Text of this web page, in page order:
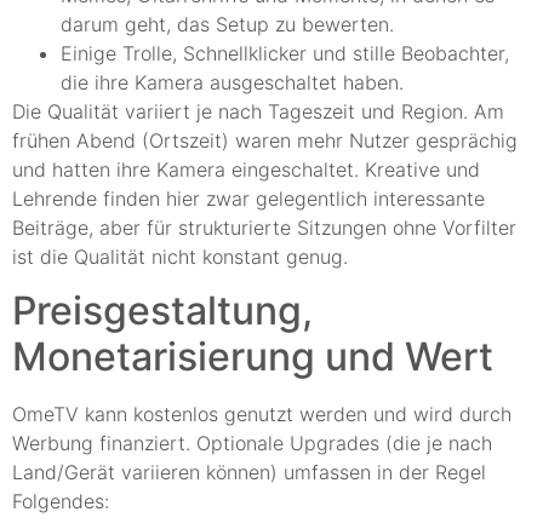
darum geht, das Setup zu bewerten.
Einige Trolle, Schnellklicker und stille Beobachter,
die ihre Kamera ausgeschaltet haben.
Die Qualität variiert je nach Tageszeit und Region. Am
frühen Abend (Ortszeit) waren mehr Nutzer gesprächig
und hatten ihre Kamera eingeschaltet. Kreative und
Lehrende finden hier zwar gelegentlich interessante
Beiträge, aber für strukturierte Sitzungen ohne Vorfilter
ist die Qualität nicht konstant genug.
Preisgestaltung,
Monetarisierung und Wert
OmeTV kann kostenlos genutzt werden und wird durch
Werbung finanziert. Optionale Upgrades (die je nach
Land/Gerät variieren können) umfassen in der Regel
Folgendes: